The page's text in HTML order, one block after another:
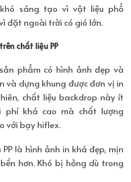
sáng tạo vì vật liệu phổ
đặt ngoài trời có gió lớn.
chất liệu PP
phẩm có hình ảnh đẹp và
và dựng khung được đơn vị in
chất liệu backdrop này ít
phí khá cao mà chất lượng
với bạy hiflex.
là hình ảnh in khá đẹp, mịn
bền hơn. Khó bị hỏng dù trong